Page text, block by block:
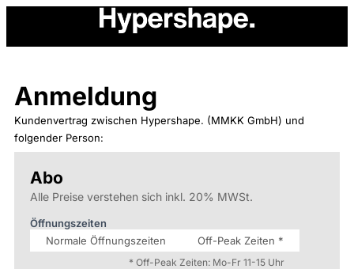
Anmeldung
Kundenvertrag zwischen Hypershape. (MMKK GmbH) und
folgender Person:
Registrierung
Abo
Alle Preise verstehen sich inkl. 20% MWSt.
Öffnungszeiten
Normale Öffnungszeiten
Off-Peak Zeiten *
* Off-Peak Zeiten: Mo-Fr 11-15 Uhr
Falls
Du
bist,
lasse
dieses